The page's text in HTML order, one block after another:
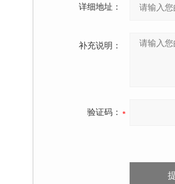
详细地址：
补充说明：
验证码：